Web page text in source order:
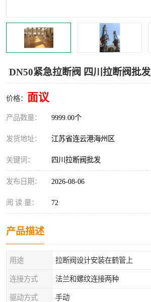
DN50紧急拉断阀 四川拉断阀批发
价格： 面议
产品数量： 9999.00个
发货地址： 江苏省连云港海州区
关键词： 四川拉断阀批发
发布日期： 2026-08-06
阅 读 量： 72
产品描述
用途 拉断阀设计安装在鹤管上
连接方式 法兰和螺纹连接两种
驱动方式 手动
浮动出油装置